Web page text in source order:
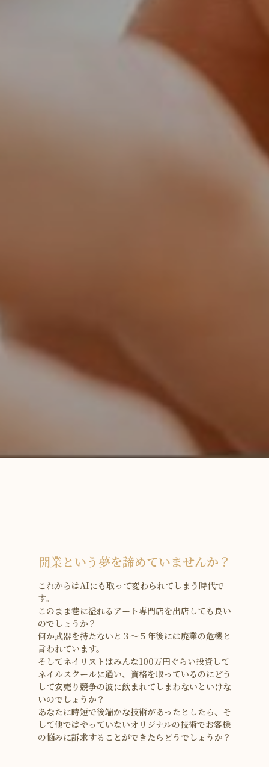
開業という夢を諦めていませんか？
これからはAIにも取って変わられてしまう時代で
す。
このまま巷に溢れるアート専門店を出店しても良い
のでしょうか？
何か武器を持たないと３〜５年後には廃業の危機と
言われています。
そしてネイリストはみんな100万円ぐらい投資して
ネイルスクールに通い、資格を取っているのにどう
して安売り競争の波に飲まれてしまわないといけな
いのでしょうか？
あなたに時短で後端かな技術があったとしたら、そ
して他ではやっていないオリジナルの技術でお客様
の悩みに訴求することができたらどうでしょうか？